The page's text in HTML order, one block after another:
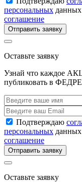
персональных
соглашение
Отправить заявку
Оставьте заявку
Узнай что каждое
публиковать в
Подтверждаю
персональных
соглашение
Отправить заявку
Оставьте заявку